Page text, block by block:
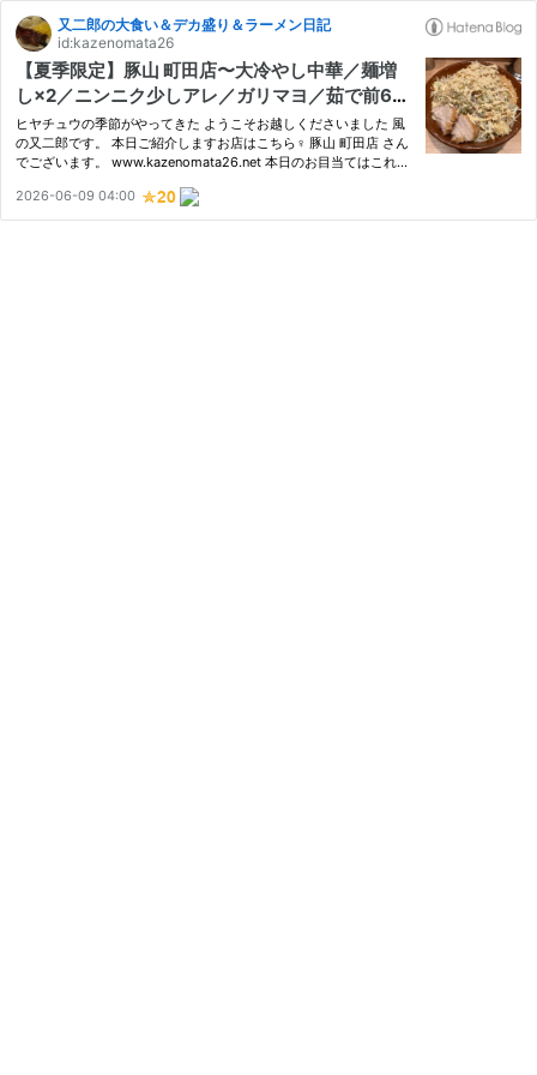
又二郎の大食い＆デカ盛り＆ラーメン日記
id:kazenomata26
【夏季限定】豚山 町田店〜大冷やし中華／麺増
し×2／ニンニク少しアレ／ガリマヨ／茹で前62
5g／マヨネーズ仕立て／すり鉢／デカ盛り／ギ
フト〜
ヒヤチュウの季節がやってきた ようこそお越しくださいました 風
の又二郎です。 本日ご紹介しますお店はこちら‍♀️ 豚山 町田店 さん
でございます。 www.kazenomata26.net 本日のお目当てはこれで
っても過言ではありませんよね 今年も6/1から販売スタートと…
2026-06-09 04:00